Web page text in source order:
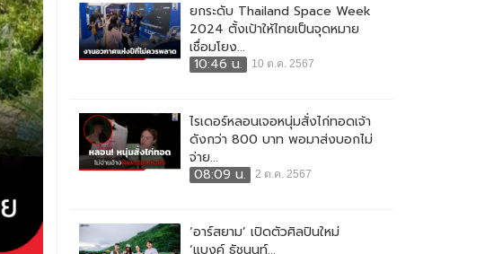
ยกระดับ Thailand Space Week
2024 ตั้งเป้าให้ไทยเป็นจุดหมาย
เชื่อมโยง...
10:46 น.
10 ต.ค. 2567
ไรเดอร์หลอนเจอหนุ่มสั่งไก่ทอดเจ้า
ดังกว่า 800 บาท พอมาส่งบอกไม่
จ่าย...
08:09 น.
2 ต.ค. 2567
‘อาร์สยาม’ เปิดตัวศิลปินใหม่
‘แบงค์ ธัชนนท์...